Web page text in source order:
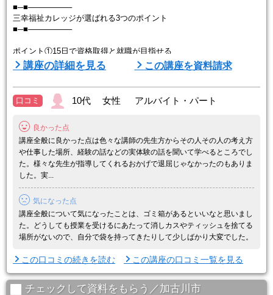
■─■────────
三幸福祉カレッジが選ばれる3つのポイント
■─■────────
ポイント①15日で資格取得と就職が目指せる
1か月で修了できる短期クラスを豊富にご用意しています。早く働き
たいと思っている方が最短で資格取得を目指すことができるクラスで
事をスタートさせることもできます。
介護業界に就職・転職をしたいと思っている人をサポートするため、
受講料の負担をなくし、専任のキャリア ...
講座の詳細を見る この講座を資料請求
口コミ 10代 女性 アルバイト・パート
良かった点
講座全般に良かった点は色々な講師の先生方からその人その人の考え方
や仕事した場所、経験の話などの実体験の話を聞いて学べるところでし
た。様々な先生が指導してくれるおかげで退屈じゃなかったのもありま
した。実...
気になった点
講座全般について気になったことは、ゴミ箱があるといいなと思いまし
た。どうしても授業を受けるにあたって消しカスやティッシュを捨てる
場所がないので、自分で袋を持ってきたりして少しばかり大変でした。
この口コミの続きを読む この講座の口コミ一覧を見る
チェックして資料をもらう／加古川市